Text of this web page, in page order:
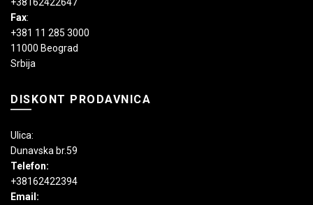
Fax:
+381 11 285 3000
11000 Beograd
Srbija
DISKONT PRODAVNICA
Ulica:
Dunavska br.59
Telefon:
+38162422394
Email: